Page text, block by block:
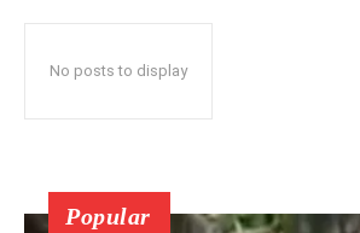
No posts to display
Popular